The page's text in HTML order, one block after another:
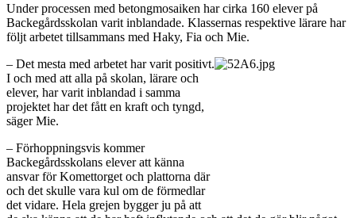
Under processen med betongmosaiken har cirka 160 elever på
Backegårdsskolan varit inblandade. Klassernas respektive lärare har
följt arbetet tillsammans med Haky, Fia och Mie.
– Det mesta med arbetet har varit positivt.
I och med att alla på skolan, lärare och
elever, har varit inblandad i samma
projektet har det fått en kraft och tyngd,
säger Mie.
– Förhoppningsvis kommer
Backegårdsskolans elever att känna
ansvar för Komettorget och plattorna där
och det skulle vara kul om de förmedlar
det vidare. Hela grejen bygger ju på att